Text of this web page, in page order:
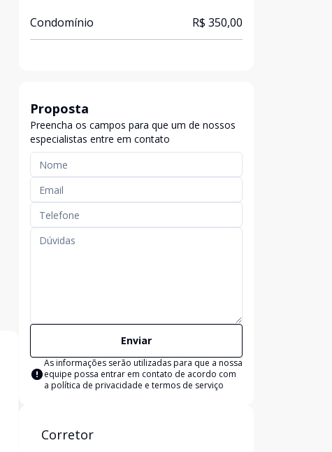
Condomínio R$ 350,00
Proposta
Preencha os campos para que um de nossos
especialistas entre em contato
Enviar
As informações serão utilizadas para que a nossa
equipe possa entrar em contato de acordo com
a política de privacidade e termos de serviço
Corretor